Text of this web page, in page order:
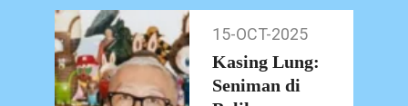
15-
Oct-
2025
15-OCT-2025
Kasing Lung:
Seniman di